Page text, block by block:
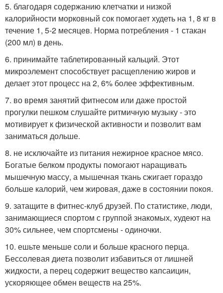
5. благодаря содержанию клетчатки и низкой
калорийности морковный сок помогает худеть на 1, 8 кг в
течение 1, 5-2 месяцев. Норма потребления - 1 стакан
(200 мл) в день.
6. принимайте таблетированный кальций. Этот
микроэлемент способствует расщеплению жиров и
делает этот процесс на 2, 6% более эффективным.
7. во время занятий фитнесом или даже простой
прогулки пешком слушайте ритмичную музыку - это
мотивирует к физической активности и позволит вам
заниматься дольше.
8. не исключайте из питания нежирное красное мясо.
Богатые белком продукты помогают наращивать
мышечную массу, а мышечная ткань сжигает гораздо
больше калорий, чем жировая, даже в состоянии покоя.
9. затащите в фитнес-клуб друзей. По статистике, люди,
занимающиеся спортом с группой знакомых, худеют на
30% сильнее, чем спортсмены - одиночки.
10. ешьте меньше соли и больше красного перца.
Бессолевая диета позволит избавиться от лишней
жидкости, а перец содержит вещество капсаицин,
ускоряющее обмен веществ на 25%.